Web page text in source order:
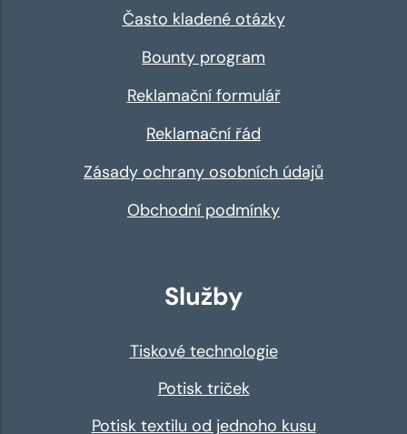
Často kladené otázky
Bounty program
Reklamační formulář
Reklamační řád
Zásady ochrany osobních údajů
Obchodní podmínky
Služby
Tiskové technologie
Potisk triček
Potisk textilu od jednoho kusu